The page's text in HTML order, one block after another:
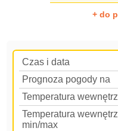
+ do
Czas i data
Prognoza pogody na
Temperatura
Temperatura
min/max